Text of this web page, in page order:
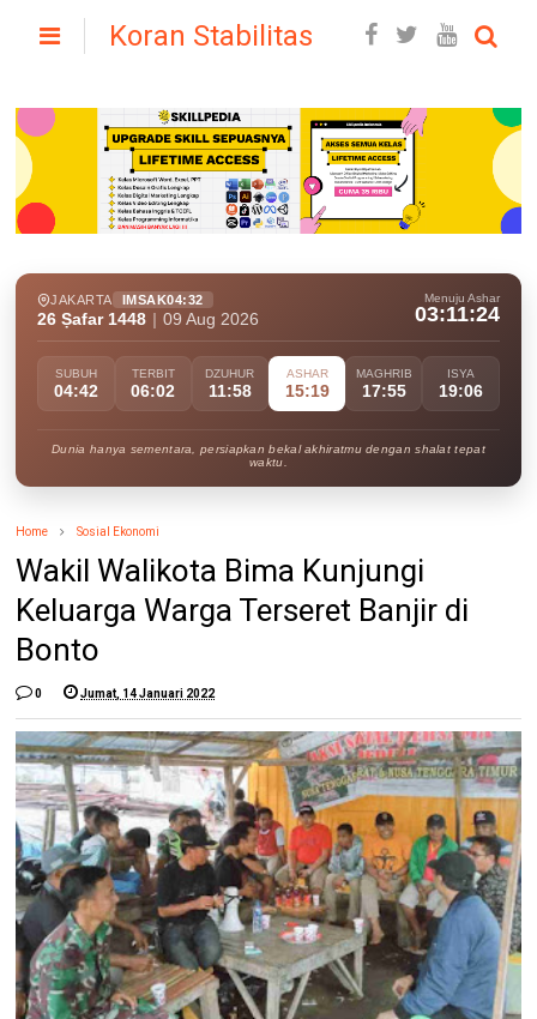
Koran Stabilitas
JAKARTA IMSAK04:32
26 Ṣafar 1448 09 Aug 2026
Menuju Ashar
03:11:23
SUBUH
04:42
TERBIT
06:02
DZUHUR
11:58
ASHAR
15:19
MAGHRIB
17:55
ISYA
19:06
Dunia hanya sementara, persiapkan bekal akhiratmu dengan shalat tepat
waktu.
Home Sosial Ekonomi
Wakil Walikota Bima Kunjungi
Keluarga Warga Terseret Banjir di
Bonto
0 Jumat, 14 Januari 2022